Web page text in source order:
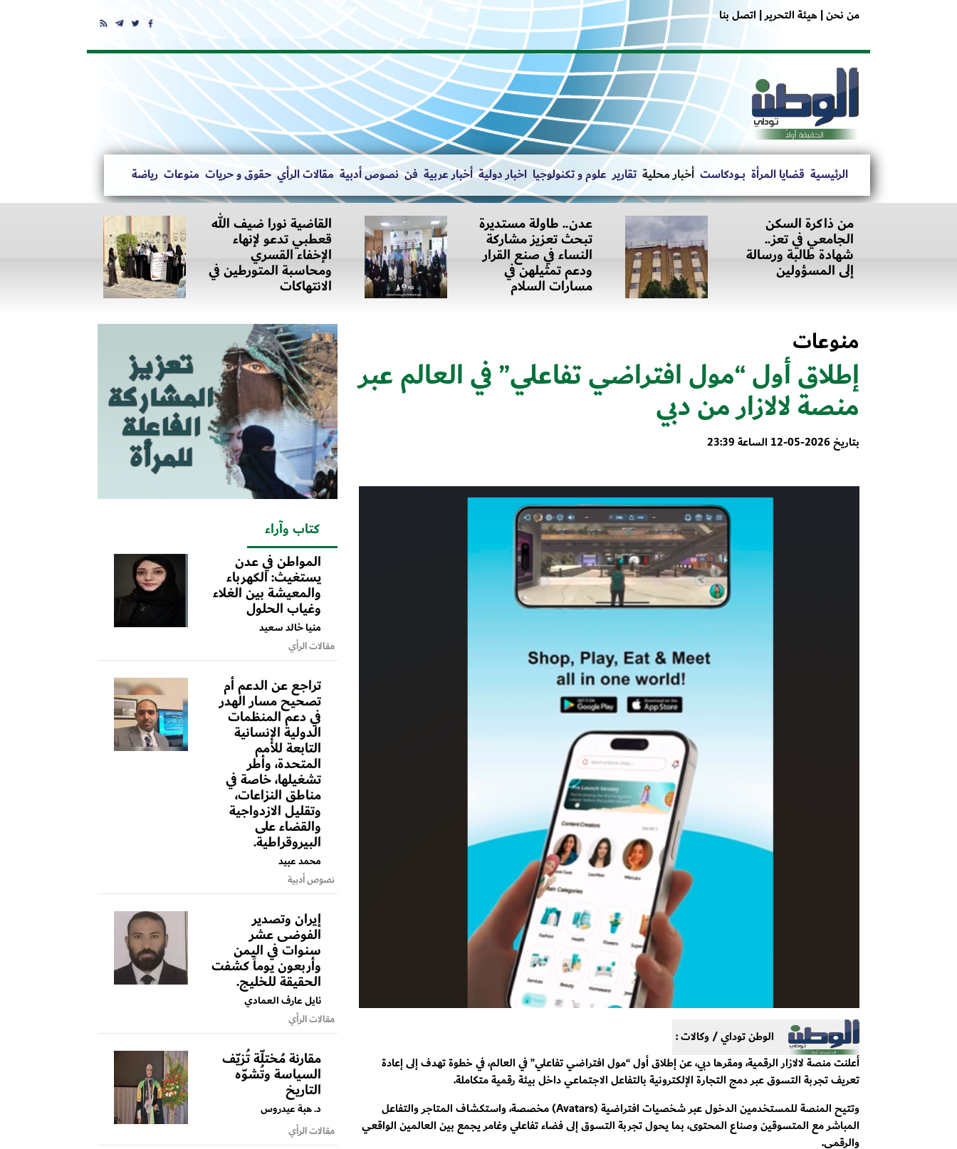
من نحن |هيئة التحرير | اتصل بنا
الرئيسية قضايا المرأة بــــودكاست أخبار محلية تقارير علوم و تكنولوجيا اخبار دولية أخبار عربية فن نصوص أدبية مقالات الرأي حقوق و حريات منوعات رياضة
من ذاكرة السكن
الجامعي في تعز..
شهادة طالبة ورسالة
إلى المسؤولين
عدن.. طاولة مستديرة
تبحث تعزيز مشاركة
النساء في صنع القرار
ودعم تمثيلهن في
مسارات السلام
القاضية نورا ضيف الله
قعطبي تدعو لإنهاء
الإخفاء القسري
ومحاسبة المتورطين في
الانتهاكات
منوعات
إطلاق أول “مول افتراضي تفاعلي” في العالم عبر
منصة لالازار من دبي
بتاريخ 2026-05-12 الساعة 23:39
الوطن توداي / وكالات :
أعلنت منصة لالازار الرقمية، ومقرها دبي، عن إطلاق أول “مول افتراضي تفاعلي” في العالم، في خطوة تهدف إلى إعادة
تعريف تجربة التسوق عبر دمج التجارة الإلكترونية بالتفاعل الاجتماعي داخل بيئة رقمية متكاملة.
وتتيح المنصة للمستخدمين الدخول عبر شخصيات افتراضية (Avatars) مخصصة، واستكشاف المتاجر والتفاعل
المباشر مع المتسوقين وصناع المحتوى، بما يحول تجربة التسوق إلى فضاء تفاعلي وغامر يجمع بين العالمين الواقعي
والرقمي.
كتاب وآراء
المواطن في عدن
يستغيث: الكهرباء
والمعيشة بين الغلاء
وغياب الحلول
منيا خالد سعيد
مقالات الرأي
تراجع عن الدعم أم
تصحيح مسار الهدر
في دعم المنظمات
الدولية الإنسانية
التابعة للأمم
المتحدة، وأطر
تشغيلها، خاصة في
مناطق النزاعات،
وتقليل الازدواجية
والقضاء على
البيروقراطية.
محمد عبيد
نصوص أدبية
إيران وتصدير
الفوضى عشر
سنوات في اليمن
وأربعون يوماً كشفت
الحقيقة للخليج.
نايل عارف العمادي
مقالات الرأي
مقارنة مُختلّة تُزيّف
السياسة وتُشوّه
التاريخ
د. هبة عيدروس
مقالات الرأي